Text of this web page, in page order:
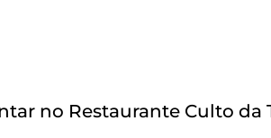
no Restaurante Culto da